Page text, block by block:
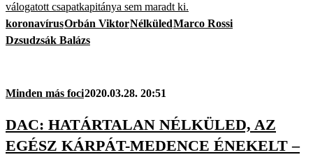
válogatott csapatkapitánya sem maradt ki.
koronavírusOrbán ViktorNélküledMarco Rossi
Dzsudzsák Balázs
Minden más foci2020.03.28. 20:51
DAC: HATÁRTALAN NÉLKÜLED, AZ
EGÉSZ KÁRPÁT-MEDENCE ÉNEKELT –